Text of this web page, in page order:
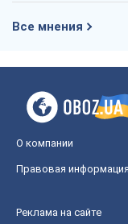
Все мнения
О компании
Правовая информация
Реклама на сайте